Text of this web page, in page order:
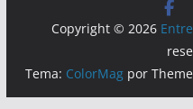
Copyright © 2026
Tema: ColorMag por